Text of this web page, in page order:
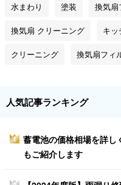
水まわり 塗装 換気扇
換気扇 クリーニング キ
クリーニング 換気扇フィ
人気記事ランキング
1
蓄電池の価格相場を詳
もご紹介します